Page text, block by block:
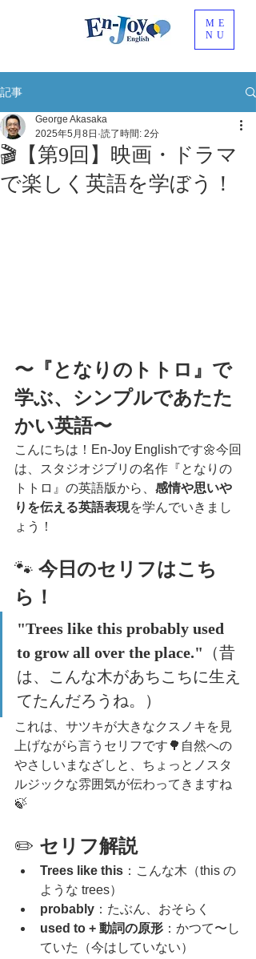
ME
NU
記事
🎬【第9回】映画・ドラマ
で楽しく英語を学ぼう！
George Akasaka
2025年5月8日 読了時間: 2分
〜『となりのトトロ』で
学ぶ、シンプルであたた
かい英語〜
こんにちは！En-Joy Englishです🌼今回
は、スタジオジブリの名作『となりの
トトロ』の英語版から、 感情や思いや
りを伝える英語表現を学んでいきまし
ょう！
🐾 今日のセリフはこち
ら！
"Trees like this probably used
to grow all over the place." （昔
は、こんな木があちこちに生え
てたんだろうね。）
これは、サツキが大きなクスノキを見
上げながら言うセリフです🌳自然への
やさしいまなざしと、ちょっとノスタ
ルジックな雰囲気が伝わってきますね
🍃
✏️ セリフ解説
Trees like this ：こんな木（this の
ような trees）
probably ：たぶん、おそらく
used to + 動詞の原形 ：かつて〜し
ていた（今はしていない）